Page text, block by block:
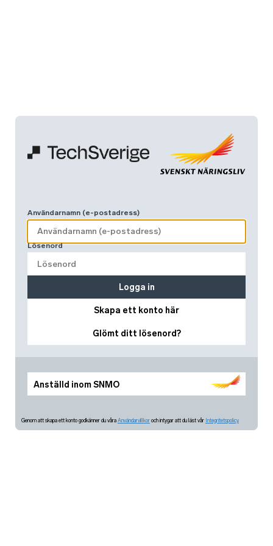
Anställd inom SNMO
Användarnamn (e-postadress)
Lösenord
Skapa ett konto här
Glömt ditt lösenord?
Logga in
Genom att skapa ett konto godkänner du våra Användarvillkor och intygar att du läst vår Integritetspolicy.